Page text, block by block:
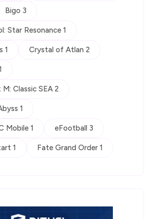
Bigo 3
Star Resonance 1
1 Crystal of Atlan 2
Classic SEA 2
1
Mobile 1 eFootball 3
1 Fate Grand Order 1